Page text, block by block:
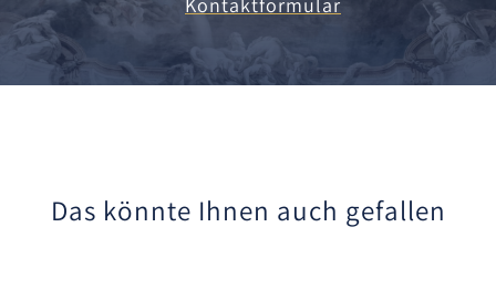
Das könnte Ihnen auch gefallen